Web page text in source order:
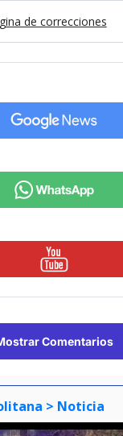
de correcciones
Comentarios
> Noticia